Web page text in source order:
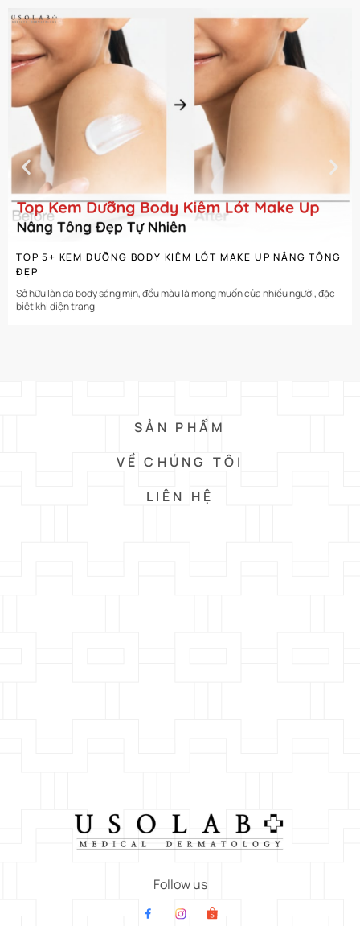
TOP 5+ KEM DƯỠNG BODY KIÊM LÓT MAKE UP NÂNG TÔNG
ĐẸP
Sở hữu làn da body sáng mịn, đều màu là mong muốn của nhiều người, đặc
biệt khi diện trang
SẢN PHẨM
VỀ CHÚNG TÔI
LIÊN HỆ
Follow us